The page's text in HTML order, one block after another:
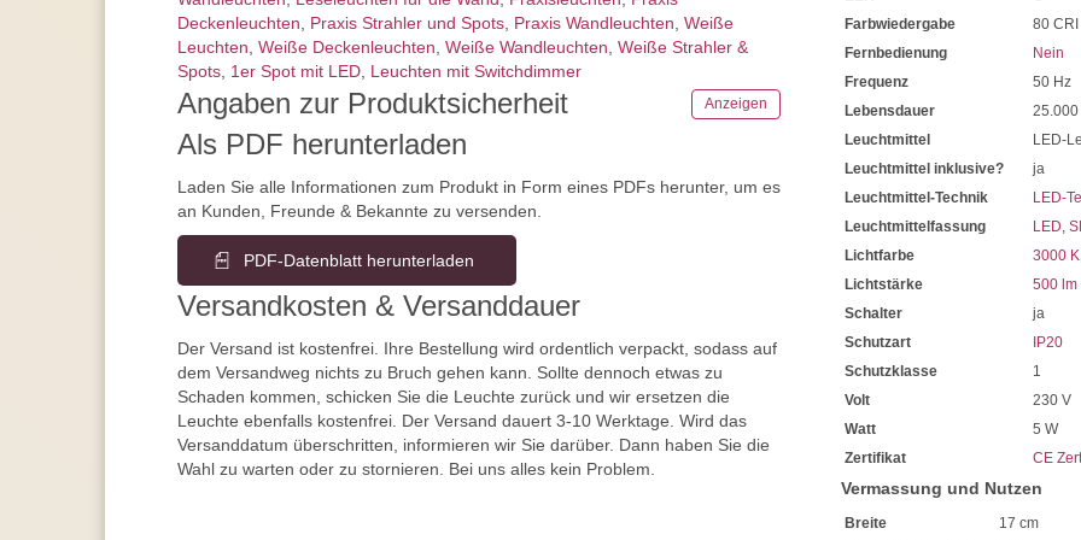
Sehr sparsam im
Mit einer Lichtleistung von
Das Licht kann eingestellt
3000 Kelvin Warmweiß und
4000 Kelvin Neutralweiß
Die Farbwiedergabe
Extrem lange Lebensdauer
Sie haben bei uns 5 Jahre
Bei Fragen, kontaktieren
Wir freuen uns auf Ihre
Deckenleuchten, Praxis Strahler und Spots, Praxis Wandleuchten, Weiße
Leuchten, Weiße Deckenleuchten, Weiße Wandleuchten, Weiße Strahler &
Spots, 1er Spot mit LED, Leuchten mit Switchdimmer
Angaben zur Produktsicherheit Anzeigen
Als PDF herunterladen
Laden Sie alle Informationen zum Produkt in Form eines PDFs herunter, um es
an Kunden, Freunde & Bekannte zu versenden.
PDF-Datenblatt herunterladen
Versandkosten & Versanddauer
Der Versand ist kostenfrei. Ihre Bestellung wird ordentlich verpackt, sodass auf
dem Versandweg nichts zu Bruch gehen kann. Sollte dennoch etwas zu
Schaden kommen, schicken Sie die Leuchte zurück und wir ersetzen die
Leuchte ebenfalls kostenfrei. Der Versand dauert 3-10 Werktage. Wird das
Versanddatum überschritten, informieren wir Sie darüber. Dann haben Sie die
Wahl zu warten oder zu stornieren. Bei uns alles kein Problem.
Farbwiedergabe
80 CRI
Fernbedienung
Nein
Frequenz
50 Hz
Lebensdauer
25.000
Leuchtmittel
LED-
Leuchtmittel inklusive?
ja
Leuchtmittel-Technik
LED-
Leuchtmittelfassung
LED,
Lichtfarbe
3000 K
Lichtstärke
500 lm
Schalter
ja
Schutzart
IP20
Schutzklasse
1
Volt
230 V
Watt
5 W
Zertifikat
CE
Vermassung und Nutzen
Breite
17 cm